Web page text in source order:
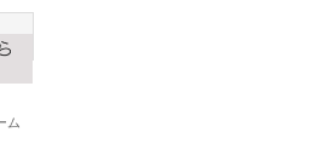
ム